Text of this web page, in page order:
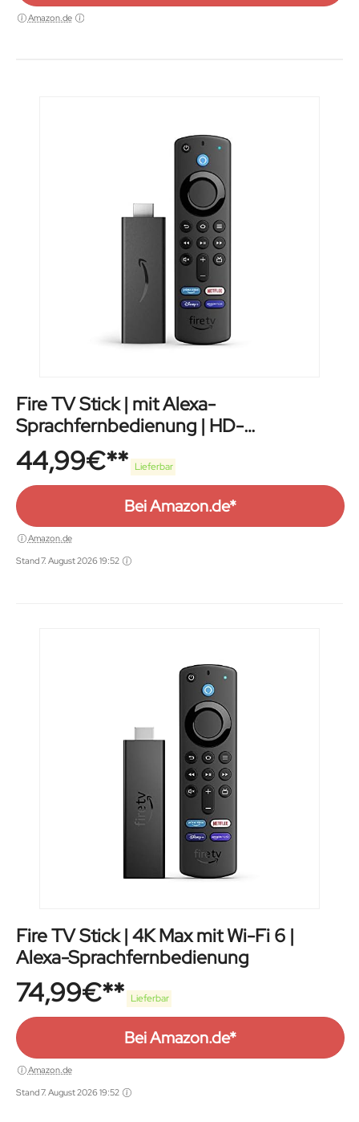
Amazon.de
Fire TV Stick | mit Alexa-
Sprachfernbedienung | HD-
Streaminggerät
44,99€ Lieferbar
Bei Amazon.de*
Amazon.de
Stand 7. August 2026 19:52
Fire TV Stick | 4K Max mit Wi-Fi 6 |
Alexa-Sprachfernbedienung
74,99€ Lieferbar
Bei Amazon.de*
Amazon.de
Stand 7. August 2026 19:52